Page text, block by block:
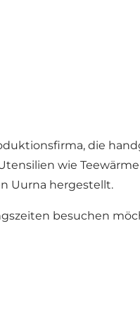
die
wie
Uurna hergestellt.
besuchen